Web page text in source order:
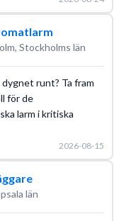
Stockholms län
runt? Ta fram
för de
larm i kritiska
2026-08-15
län